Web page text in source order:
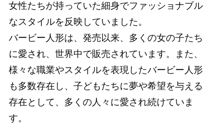
女性たちが持っていた細身でファッショナブル
なスタイルを反映していました。
バービー人形は、発売以来、多くの女の子たち
に愛され、世界中で販売されています。また、
様々な職業やスタイルを表現したバービー人形
も多数存在し、子どもたちに夢や希望を与える
存在として、多くの人々に愛され続けていま
す。